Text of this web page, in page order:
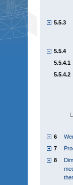
5.5.3
5.5.4
5.5.4.1
5.5.4.2
6
7
8